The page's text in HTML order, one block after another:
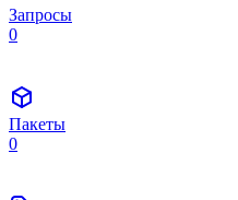
Запросы
0
Пакеты
0